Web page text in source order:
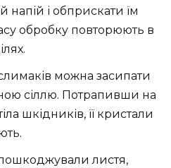
і обприскати їм
обробку повторюють в
можна засипати
сіллю. Потрапивши на
шкідників, її кристали
листя,